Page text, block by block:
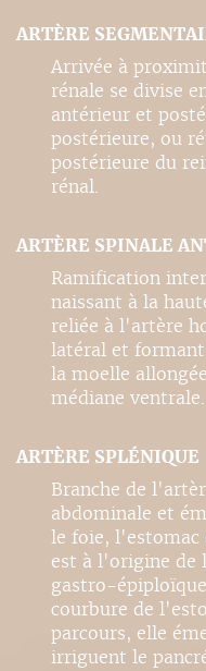
ARTÈRE
Arrivée à
rénale se divise
antérieur et
postérieure, ou
postérieure du
rénal.
ARTÈRE SPINALE
Ramification
naissant à la
reliée à l'artère
latéral et
la moelle
médiane ventrale.
ARTÈRE SPLÉNIQUE
Branche de
abdominale et
le foie, l'estomac
est à l'origine
gastro-
courbure de
parcours, elle
irriguent le